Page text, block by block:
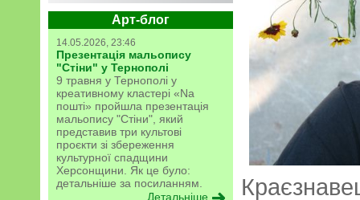
Арт-блог
14.05.2026, 23:46
Презентація мальопису
"Стіни" у Тернополі
9 травня у Тернополі у
креативному кластері «Na
пошті» пройшла презентація
мальопису "Стіни", який
представив три культові
проєкти зі збереження
культурної спадщини
Херсонщини. Як це було:
детальніше за посиланням.
Детальніше